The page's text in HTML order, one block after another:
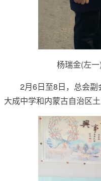
杨瑞金(左
2月6日至8日，总会
大成中学和内蒙古自治区